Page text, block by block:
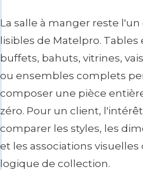
La salle à manger reste
lisibles de Matelpro. Tables
buffets, bahuts, vitrines,
ou ensembles complets
composer une pièce
zéro. Pour un client,
comparer les styles, les
et les associations
logique de collection.